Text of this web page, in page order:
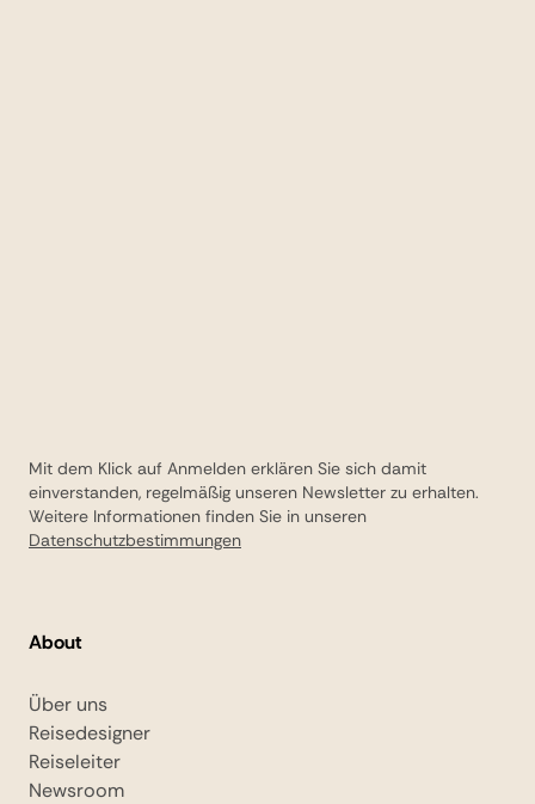
Mit dem Klick auf Anmelden erklären Sie sich damit
einverstanden, regelmäßig unseren Newsletter zu erhalten.
Weitere Informationen finden Sie in unseren
Datenschutzbestimmungen
About
Über uns
Reisedesigner
Reiseleiter
Newsroom